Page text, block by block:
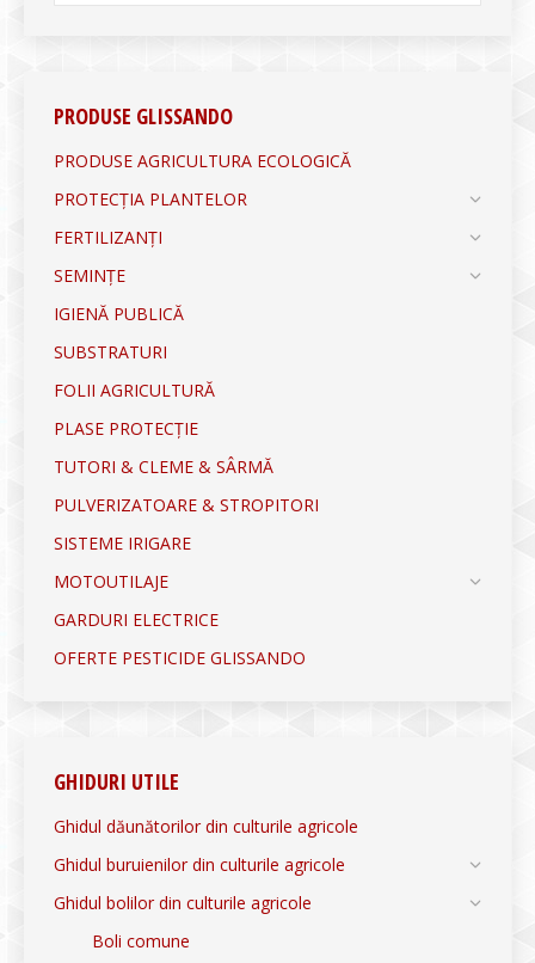
PRODUSE GLISSANDO
PRODUSE AGRICULTURA ECOLOGICĂ
PROTECȚIA PLANTELOR
FERTILIZANȚI
SEMINȚE
IGIENĂ PUBLICĂ
SUBSTRATURI
FOLII AGRICULTURĂ
PLASE PROTECȚIE
TUTORI & CLEME & SÂRMĂ
PULVERIZATOARE & STROPITORI
SISTEME IRIGARE
MOTOUTILAJE
GARDURI ELECTRICE
OFERTE PESTICIDE GLISSANDO
GHIDURI UTILE
Ghidul dăunătorilor din culturile agricole
Ghidul buruienilor din culturile agricole
Ghidul bolilor din culturile agricole
Boli comune